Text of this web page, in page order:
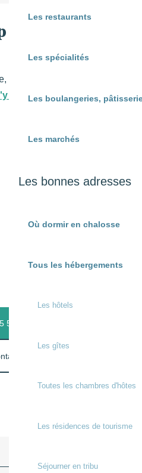
Les restaurants
Les spécialités
Les boulangeries,
Les marchés
Les bonnes adresses
Où dormir en chalosse
Tous les hébergements
Les hôtels
Les gîtes
Toutes les chambres d'hôtes
Les résidences de tourisme
Séjourner en tribu
I-3 • Être
40300 Sorde-l'Abbaye
rendre
5 58 73 09
nous